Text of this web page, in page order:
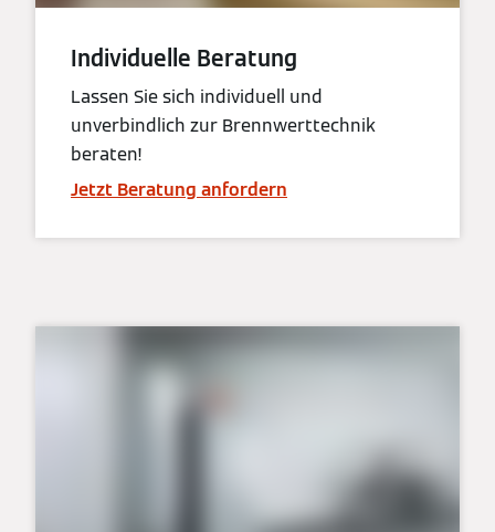
Individuelle Beratung
Lassen Sie sich individuell und
unverbindlich zur Brennwerttechnik
beraten!
Jetzt Beratung anfordern